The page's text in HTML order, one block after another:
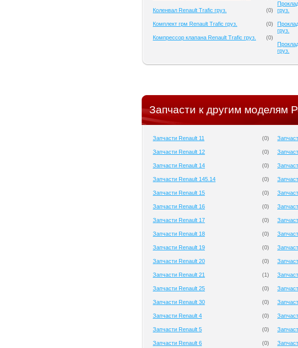
Коленвал Renault Trafic груз. (0)
Комплект грм Renault Trafic груз. (0)
Компрессор клапана Renault Trafic груз. (0)
груз.
груз.
груз.
Запчасти к другим моделям
Запчасти Renault 11 (0)
Запчасти Renault 12 (0)
Запчасти Renault 14 (0)
Запчасти Renault 145.14 (0)
Запчасти Renault 15 (0)
Запчасти Renault 16 (0)
Запчасти Renault 17 (0)
Запчасти Renault 18 (0)
Запчасти Renault 19 (0)
Запчасти Renault 20 (0)
Запчасти Renault 21 (1)
Запчасти Renault 25 (0)
Запчасти Renault 30 (0)
Запчасти Renault 4 (0)
Запчасти Renault 5 (0)
Запчасти Renault 6 (0)